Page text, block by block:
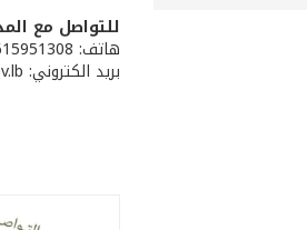
للتواصل مع
هاتف: 9615951308
بريد الكتروني: SC.plan@army.gov.lb